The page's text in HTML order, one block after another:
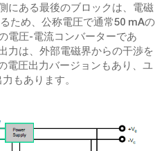
にある最後のブロックは、電磁
ため、公称電圧で通常50 mAの
電圧-電流コンバーターであ
力は、外部電磁界からの干渉を
電圧出力バージョンもあり、ユ
もあります。